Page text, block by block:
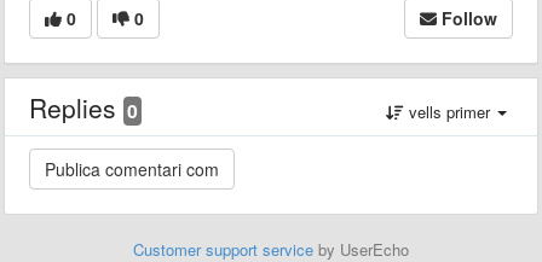
0 0 Follow
Replies 0 vells primer
Customer support service by UserEcho